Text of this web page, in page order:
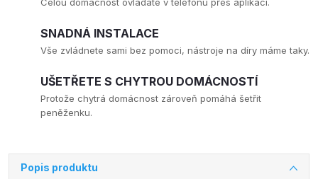
SNADNÁ INSTALACE
Vše zvládnete sami bez pomoci, nástroje na díry máme taky.
UŠETŘETE S CHYTROU DOMÁCNOSTÍ
Protože chytrá domácnost zároveň pomáhá šetřit
peněženku.
Popis produktu